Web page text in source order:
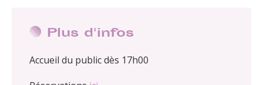
Plus d'infos
Accueil du public dès 17h00